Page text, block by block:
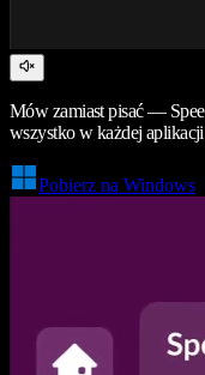
Mów zamiast pisać —
wszystko w każdej
Pobierz na Windows